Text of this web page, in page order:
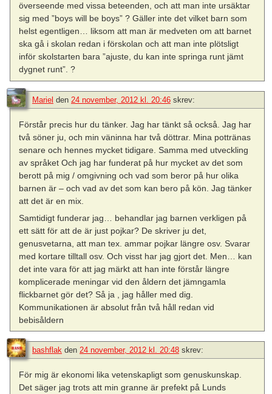
överseende med vissa beteenden, och att man inte ursäktar
sig med ”boys will be boys” ? Gäller inte det vilket barn som
helst egentligen… liksom att man är medveten om att barnet
ska gå i skolan redan i förskolan och att man inte plötsligt
inför skolstarten bara ”ajuste, du kan inte springa runt jämt
dygnet runt”. ?
Mariel den 24 november, 2012 kl. 20:46 skrev:
Förstår precis hur du tänker. Jag har tänkt så också. Jag har
två söner ju, och min väninna har två döttrar. Mina pottränas
senare och hennes mycket tidigare. Samma med utveckling
av språket Och jag har funderat på hur mycket av det som
berott på mig / omgivning och vad som beror på hur olika
barnen är – och vad av det som kan bero på kön. Jag tänker
att det är en mix.
Samtidigt funderar jag… behandlar jag barnen verkligen på
ett sätt för att de är just pojkar? De skriver ju det,
genusvetarna, att man tex. ammar pojkar längre osv. Svarar
med kortare tilltall osv. Och visst har jag gjort det. Men… kan
det inte vara för att jag märkt att han inte förstår längre
komplicerade meningar vid den åldern det jämngamla
flickbarnet gör det? Så ja , jag håller med dig.
Kommunikationen är absolut från två håll redan vid
bebisåldern
bashflak den 24 november, 2012 kl. 20:48 skrev:
För mig är ekonomi lika vetenskapligt som genuskunskap.
Det säger jag trots att min granne är prefekt på Lunds